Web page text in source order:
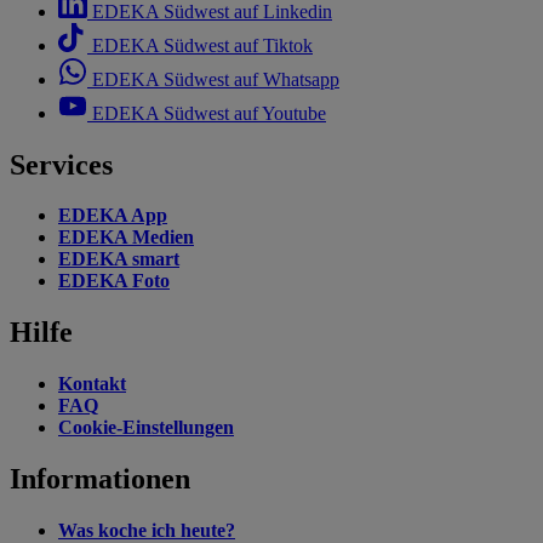
EDEKA Südwest auf Linkedin
EDEKA Südwest auf Tiktok
EDEKA Südwest auf Whatsapp
EDEKA Südwest auf Youtube
Services
EDEKA App
EDEKA Medien
EDEKA smart
EDEKA Foto
Hilfe
Kontakt
FAQ
Cookie-Einstellungen
Informationen
Was koche ich heute?